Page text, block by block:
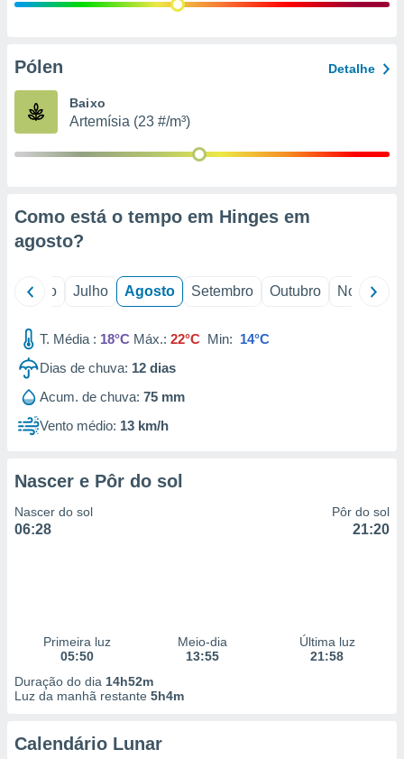
e
de
Pólen Detalhe
Baixo
Artemísia (23 #/m³)
Como está o tempo em Hinges em
agosto?
Junho Julho Agosto Setembro Outubro Novembro
T. Média : 18°C Máx.: 22°C Min: 14°C
Dias de chuva: 12 dias
Acum. de chuva: 75 mm
Vento médio: 13 km/h
Nascer e Pôr do sol
Nascer do sol
06:28
Pôr do sol
21:20
Primeira luz
05:50
Meio-dia
13:55
Última luz
21:58
Duração do dia 14h52m
Luz da manhã restante 5h4m
Calendário Lunar